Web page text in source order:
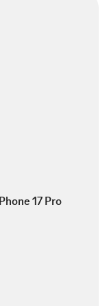
17 Pro